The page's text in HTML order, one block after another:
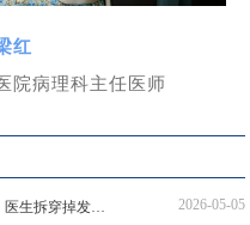
红
院病理科主任医师
2026-05-05